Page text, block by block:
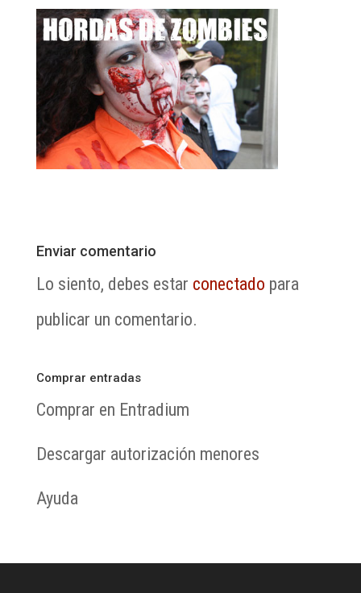
Enviar comentario
Lo siento, debes estar conectado para
publicar un comentario.
Comprar entradas
Comprar en Entradium
Descargar autorización menores
Ayuda